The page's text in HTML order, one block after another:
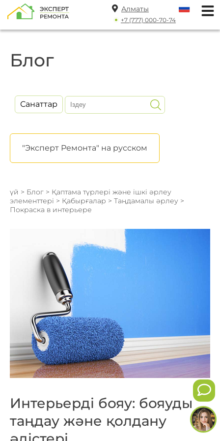
Алматы
+7 (777) 000-70-74
Блог
Санаттар
"Эксперт Ремонта" на русском
үй > Блог > Қаптама түрлері және ішкі әрлеу
элементтері > Қабырғалар > Таңдамалы әрлеу >
Покраска в интерьере
Интерьерді бояу: бояуды
таңдау және қолдану